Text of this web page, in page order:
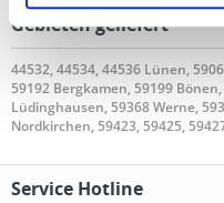
Gebieten geliefert
44532, 44534, 44536 Lünen,
59192 Bergkamen, 59199
Lüdinghausen, 59368 Werne,
Nordkirchen, 59423, 59425,
Service Hotline